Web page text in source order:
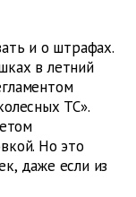
и о штрафах.
в летний
ТС».
Но это
даже если из